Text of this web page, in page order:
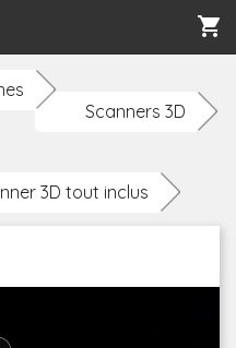
shopping_cart
Scanners 3D
3D tout inclus